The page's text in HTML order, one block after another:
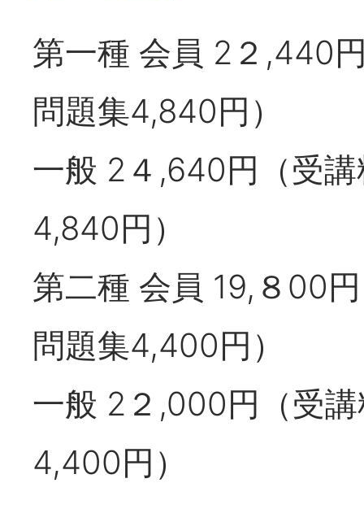
第一種 会員 2２,440
問題集4,840円）
一般 2４,640円（受
4,840円）
第二種 会員 19,８00
問題集4,400円）
一般 2２,000円（受
4,400円）